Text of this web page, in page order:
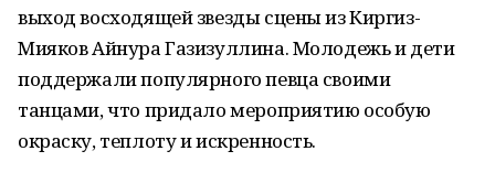
выход восходящей звезды сцены из Киргиз-
Мияков Айнура Газизуллина. Молодежь и дети
поддержали популярного певца своими
танцами, что придало мероприятию особую
окраску, теплоту и искренность.